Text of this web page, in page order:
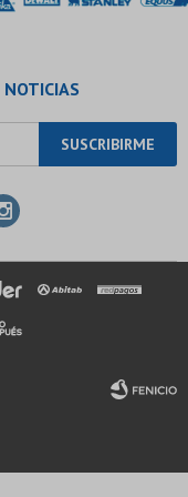
NOTICIAS
SUSCRIBIRME